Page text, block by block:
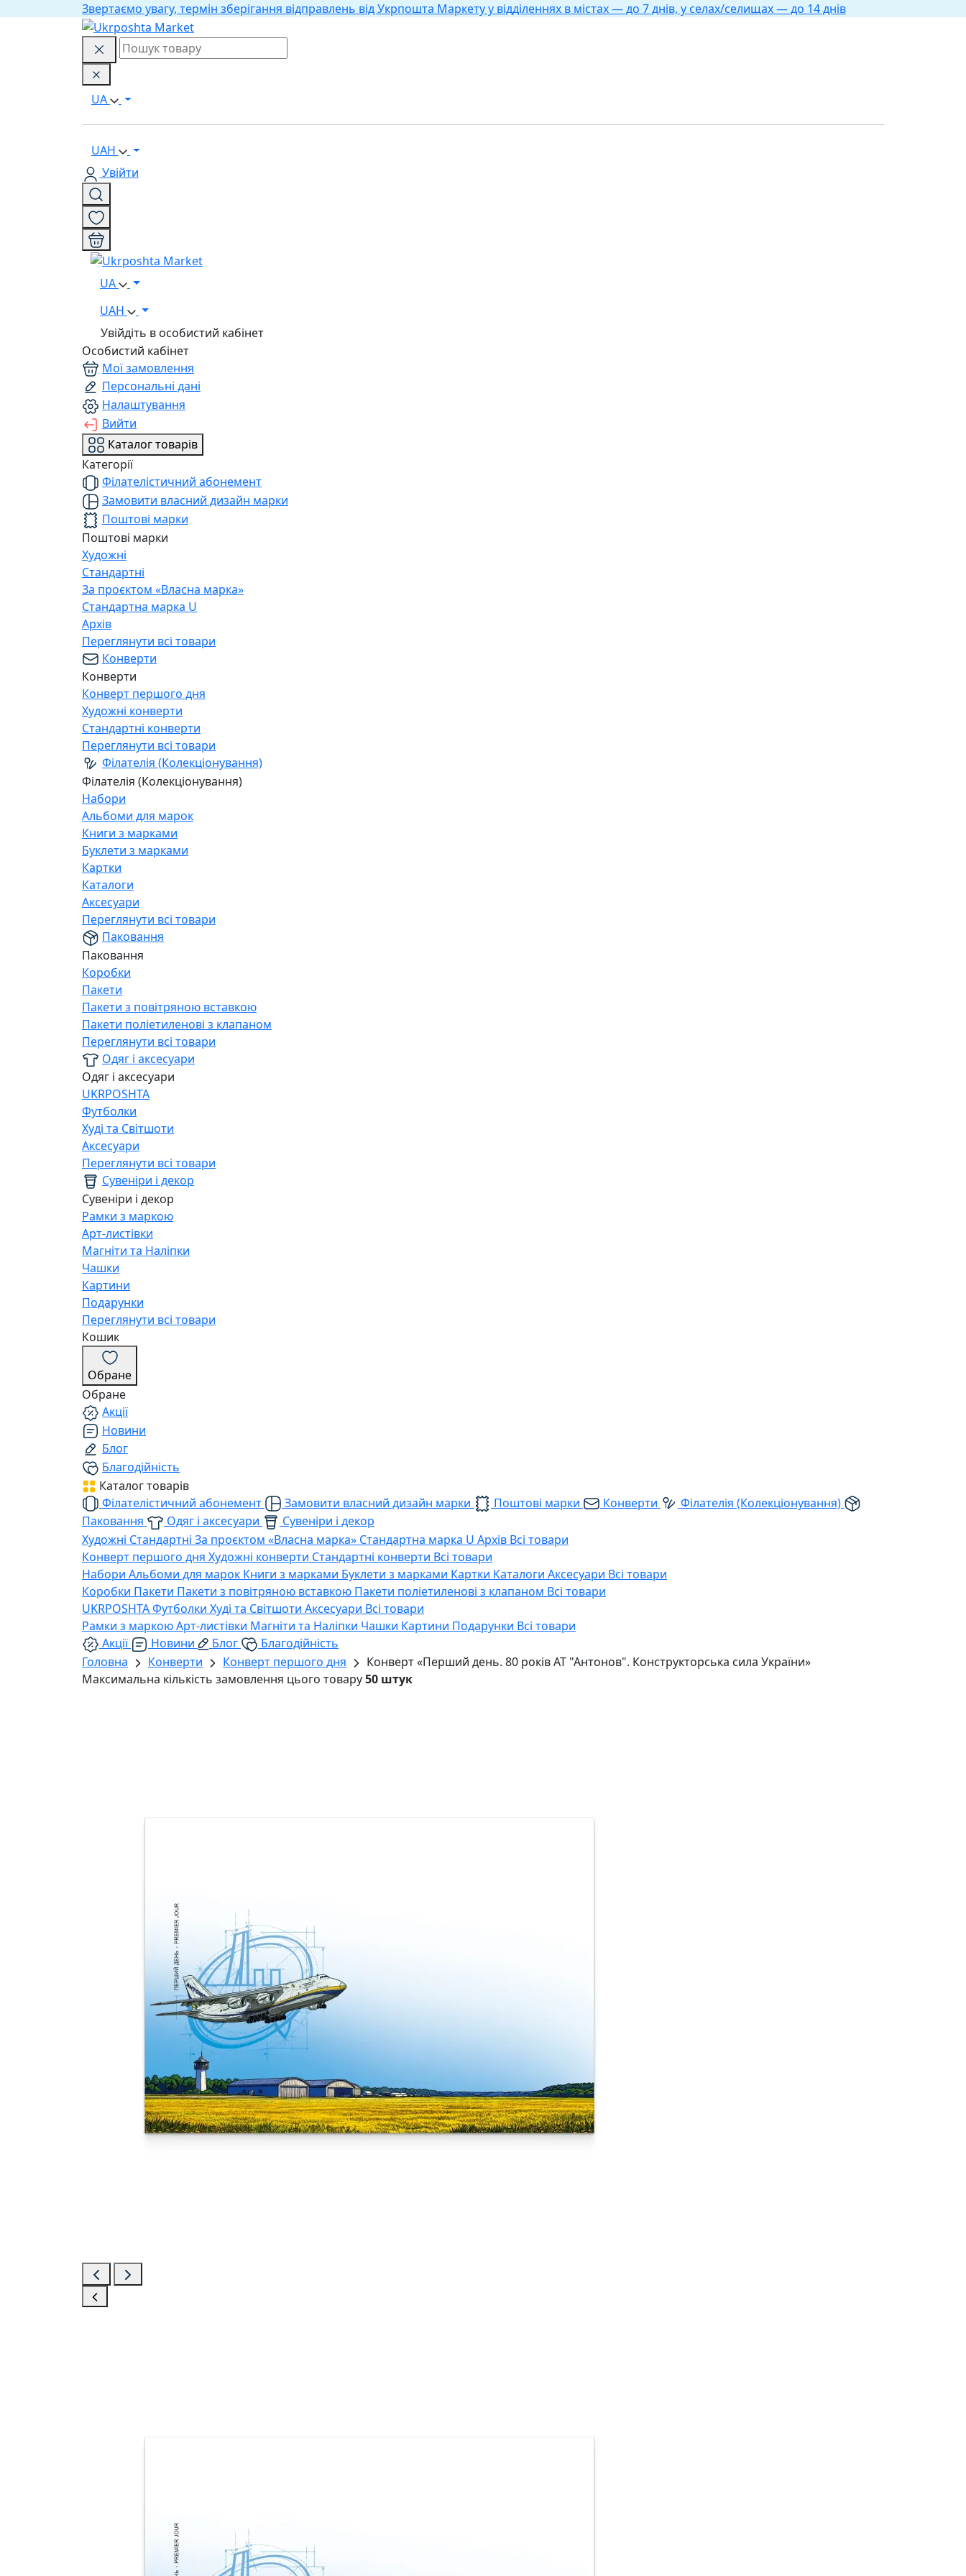
Звертаємо увагу, термін зберігання відправлень від Укрпошта Маркету у відділеннях в містах — до 7 днів, у селах/селищах — до 14 днів
UA
UAH
Увійти
UA
UAH
Увійдіть в особистий кабінет
Особистий кабінет
Мої замовлення
Персональні дані
Налаштування
Вийти
Каталог товарів
Категорії
Філателістичний абонемент
Замовити власний дизайн марки
Поштові марки
Поштові марки
Художні
Стандартні
За проєктом «Власна марка»
Стандартна марка U
Архів
Переглянути всі товари
Конверти
Конверти
Конверт першого дня
Художні конверти
Стандартні конверти
Переглянути всі товари
Філателія (Колекціонування)
Філателія (Колекціонування)
Набори
Альбоми для марок
Книги з марками
Буклети з марками
Картки
Каталоги
Аксесуари
Переглянути всі товари
Паковання
Паковання
Коробки
Пакети
Пакети з повітряною вставкою
Пакети поліетиленові з клапаном
Переглянути всі товари
Одяг і аксесуари
Одяг і аксесуари
UKRPOSHTA
Футболки
Худі та Світшоти
Аксесуари
Переглянути всі товари
Сувеніри і декор
Сувеніри і декор
Рамки з маркою
Арт-листівки
Магніти та Наліпки
Чашки
Картини
Подарунки
Переглянути всі товари
Кошик
Обране
Обране
Акції
Новини
Блог
Благодійність
Каталог товарів
Філателістичний абонемент
Замовити власний дизайн марки Поштові марки Конверти
Філателія (Колекціонування)
Паковання
Одяг і аксесуари
Сувеніри і декор
Художні Стандартні За проєктом «Власна марка» Стандартна марка U Архів Всі товари
Конверт першого дня Художні конверти Стандартні конверти Всі товари
Набори Альбоми для марок Книги з марками Буклети з марками Картки Каталоги Аксесуари Всі товари
Коробки Пакети Пакети з повітряною вставкою Пакети поліетиленові з клапаном Всі товари
UKRPOSHTAФутболки Худі та Світшоти Аксесуари Всі товари
Рамки з маркоюАрт-листівки Магніти та Наліпки Чашки Картини Подарунки Всі товари
Акції
Новини Блог
Благодійність
Головна
Конверти Конверт першого дня
Конверт «Перший день. 80 років АТ "Антонов". Конструкторська сила України»
Максимальна кількість замовлення цього товару50 штук